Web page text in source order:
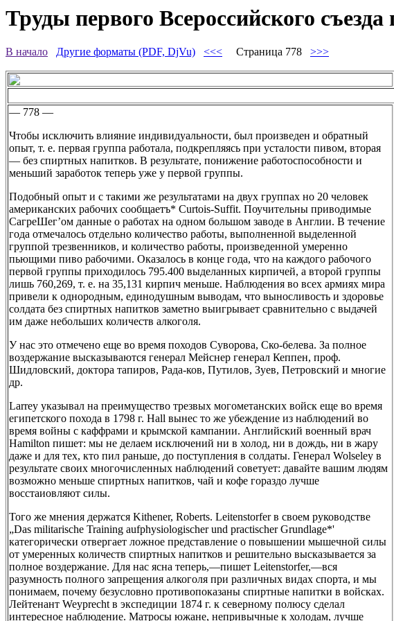
Труды первого Всероссийского
В начало Другие форматы (PDF, DjVu) <<< Страница 778 >>>
— 778 —
Чтобы исключить влияние индивидуальности, был произведен и обратный
опыт, т. е. первая группа работала, подкрепляясь при усталости пивом, вторая
— без спиртных напитков. В результате, понижение работоспособности и
меньший заработок теперь уже у первой группы.
Подобный опыт и с такими же результатами на двух группах но 20 человек
американских рабочих сообщаетъ* Curtois-Suffit. Поучительны приводимые
СагреШег’ом данные о работах на одном большом заводе в Англии. В течение
года отмечалось отдельно количество работы, выполненной выделенной
группой трезвенников, и количество работы, произведенной умеренно
пьющими пиво рабочими. Оказалось в конце года, что на каждого рабочого
первой группы приходилось 795.400 выделанных кирпичей, а второй группы
лишь 760,269, т. е. на 35,131 кирпич меньше. Наблюдения во всех армиях мира
привели к однородным, единодушным выводам, что выносливость и здоровье
солдата без спиртных напитков заметно выигрывает сравнительно с выдачей
им даже небольших количеств алкоголя.
У нас это отмечено еще во время походов Суворова, Ско-белева. За полное
воздержание высказываются генерал Мейснер генерал Кеппен, проф.
Шидловский, доктора тапиров, Рада-ков, Путилов, Зуев, Петровский и многие
др.
Larrey указывал на преимущество трезвых могометанских войск еще во время
египетского похода в 1798 г. Hall вынес то же убеждение из наблюдений во
время войны с каффрами и крымской кампании. Английский военный врач
Hamilton пишет: мы не делаем исключений ни в холод, ни в дождь, ни в жару
даже и для тех, кто пил раньше, до поступления в солдаты. Генерал Wolseley в
результате своих многочисленных наблюдений советует: давайте вашим людям
возможно меньше спиртных напитков, чай и кофе гораздо лучше
восстаиовляют силы.
Того же мнения держатся Kithener, Roberts. Leitenstorfer в своем руководстве
„Das militarische Training aufphysiologischer und practischer Grundlage*'
категорически отвергает ложное представление о повышении мышечной силы
от умеренных количеств спиртных напитков и решительно высказывается за
полное воздержание. Для нас ясна теперь,—пишет Leitenstorfer,—вся
разумность полного запрещения алкоголя при различных видах спорта, и мы
понимаем, почему безусловно противопоказаны спиртные напитки в войсках.
Лейтенант Weyprecht в экспедиции 1874 г. к северному полюсу сделал
интересное наблюдение. Матросы южане, непривычные к холодам, лучше